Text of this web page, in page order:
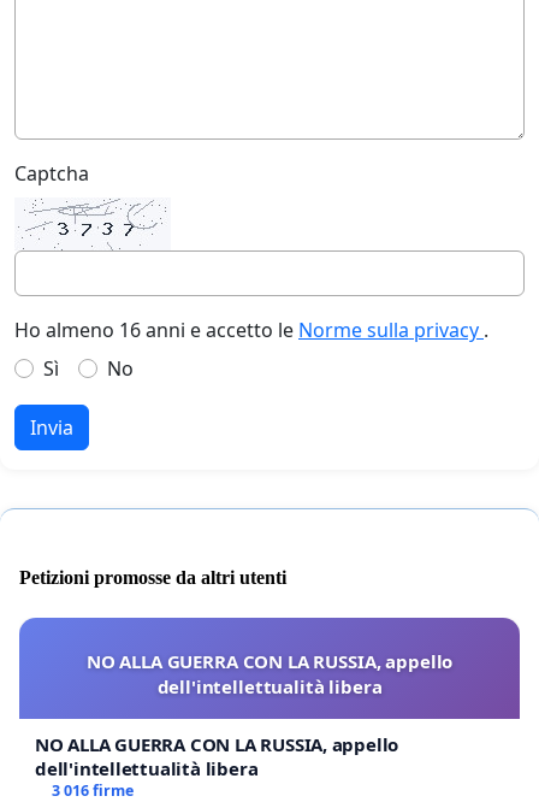
Captcha
Ho almeno 16 anni e accetto le Norme sulla privacy .
Sì
No
Invia
Petizioni promosse da altri utenti
NO ALLA GUERRA CON LA RUSSIA, appello
dell'intellettualità libera
NO ALLA GUERRA CON LA RUSSIA, appello
dell'intellettualità libera
3 016 firme